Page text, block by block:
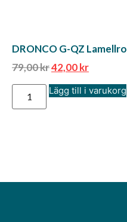
DRONCO G-QZ
79,00kr42,00kr
Lägg till i varukorg